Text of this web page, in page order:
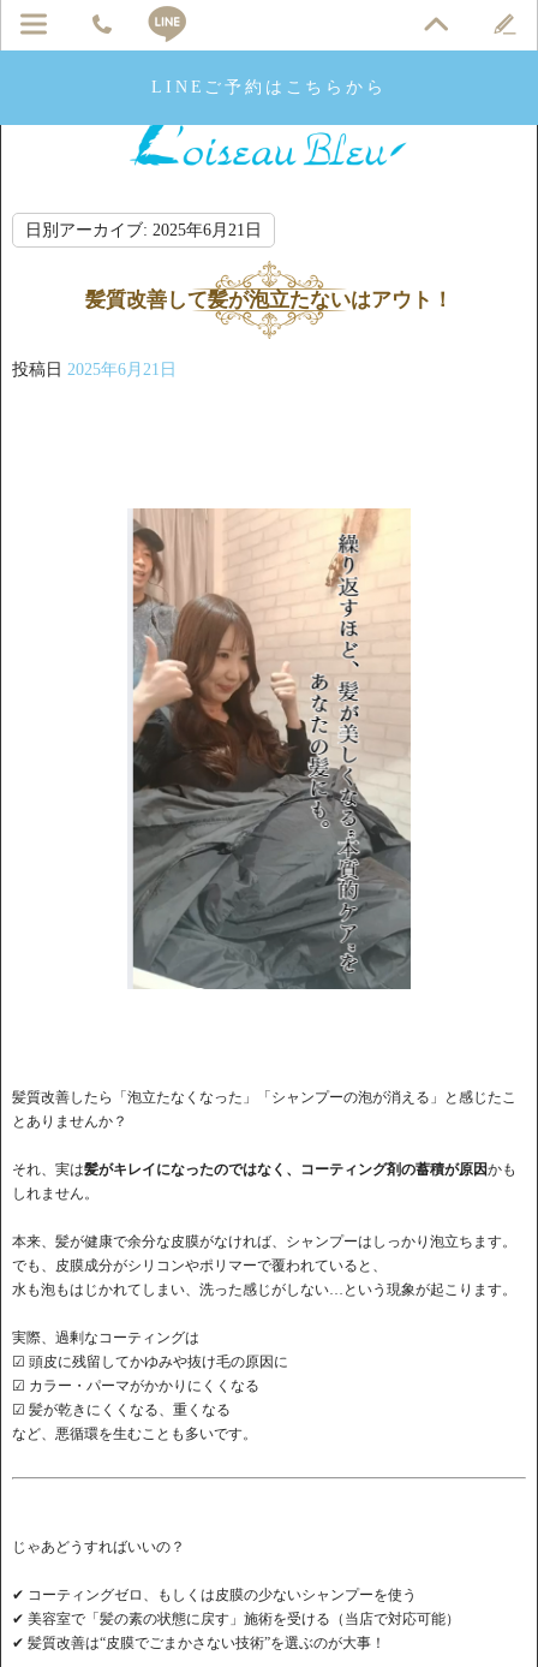
LINEご予約はこちらから
日別アーカイブ: 2025年6月21日
髪質改善して髪が泡立たないはアウト！
投稿日 2025年6月21日
髪質改善したら「泡立たなくなった」「シャンプーの泡が消える」と感じたこ
とありませんか？
それ、実は髪がキレイになったのではなく、コーティング剤の蓄積が原因かも
しれません。
本来、髪が健康で余分な皮膜がなければ、シャンプーはしっかり泡立ちます。
でも、皮膜成分がシリコンやポリマーで覆われていると、
水も泡もはじかれてしまい、洗った感じがしない…という現象が起こります。
実際、過剰なコーティングは
☑ 頭皮に残留してかゆみや抜け毛の原因に
☑ カラー・パーマがかかりにくくなる
☑ 髪が乾きにくくなる、重くなる
など、悪循環を生むことも多いです。
じゃあどうすればいいの？
✔ コーティングゼロ、もしくは皮膜の少ないシャンプーを使う
✔ 美容室で「髪の素の状態に戻す」施術を受ける（当店で対応可能）
✔ 髪質改善は“皮膜でごまかさない技術”を選ぶのが大事！